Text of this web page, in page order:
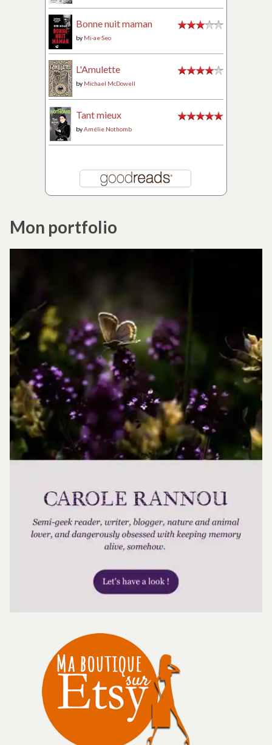
Bonne nuit maman
by Mi-ae Seo
L'Amulette
by Michael McDowell
Tant mieux
byAmélie Nothomb
Mon portfolio